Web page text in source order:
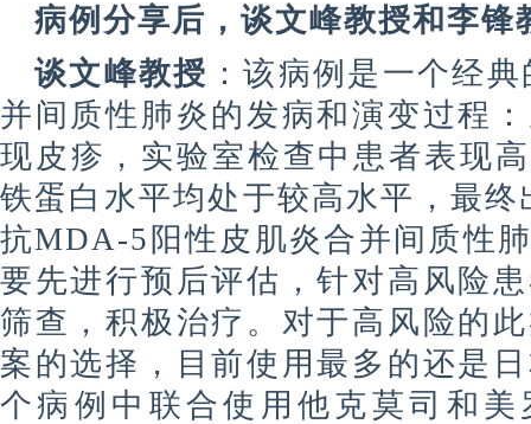
病例分享后， 谈文峰教授和李锋
谈文峰教授 ：该病例是一个经
并间质性肺炎的发病和演变过程
现皮疹，实验室检查中患者表现
铁蛋白水平均处于较高水平，最
抗MDA-5阳性皮肌炎合并间质性
要先进行预后评估，针对高风险
筛查，积极治疗。对于高风险的
案的选择，目前使用最多的还是
个病例中联合使用他克莫司和